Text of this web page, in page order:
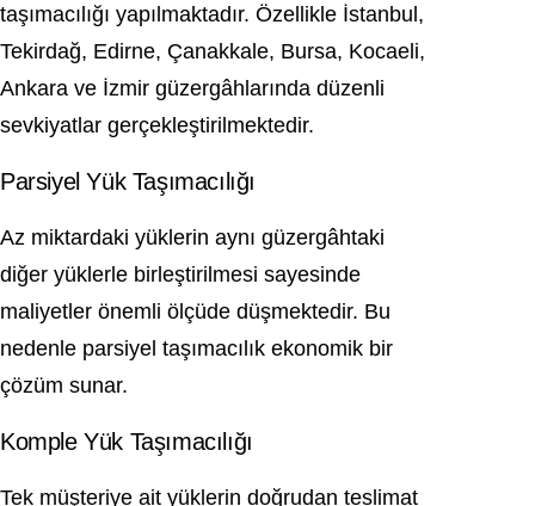
taşımacılığı yapılmaktadır. Özellikle İstanbul,
Tekirdağ, Edirne, Çanakkale, Bursa, Kocaeli,
Ankara ve İzmir güzergâhlarında düzenli
sevkiyatlar gerçekleştirilmektedir.
Parsiyel Yük Taşımacılığı
Az miktardaki yüklerin aynı güzergâhtaki
diğer yüklerle birleştirilmesi sayesinde
maliyetler önemli ölçüde düşmektedir. Bu
nedenle parsiyel taşımacılık ekonomik bir
çözüm sunar.
Komple Yük Taşımacılığı
Tek müşteriye ait yüklerin doğrudan teslimat